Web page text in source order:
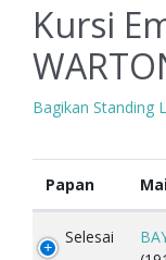
Kursi
Bagikan Standing
Papan
Selesai